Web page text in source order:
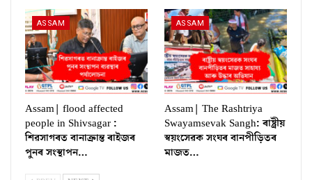
ASSAM
Assam| flood affected
people in Shivsagar :
শিৱসাগৰত বানাক্ৰান্ত ৰাইজৰ
পুনৰ সংস্থাপন…
ASSAM
Assam| The Rashtriya
Swayamsevak Sangh: ৰাষ্ট্ৰীয়
স্বয়ংসেৱক সংঘৰ বানপীড়িতৰ
মাজত…